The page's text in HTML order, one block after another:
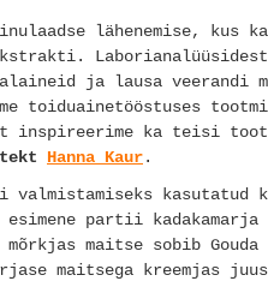
lähenemise, kus
Laborianalüüsidest
ja lausa veerandi
toiduainetööstuses
inspireerime ka teisi
Hanna Kaur.
kasutatud
partii
maitse sobib
maitsega kreemjas